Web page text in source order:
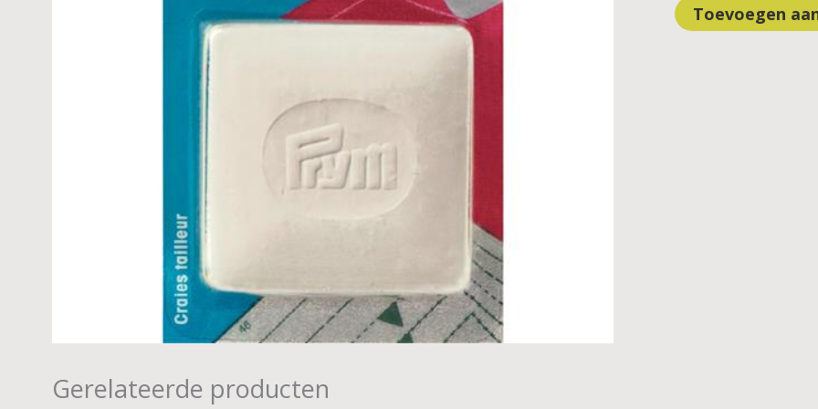
Toevoegen
Gerelateerde producten